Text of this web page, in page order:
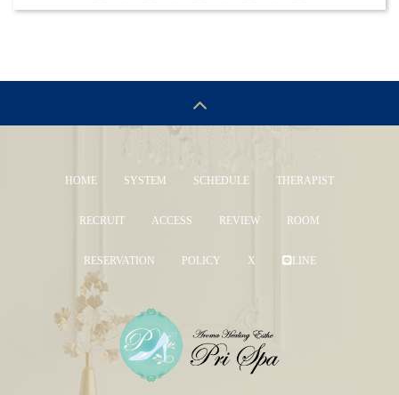
HOME SYSTEM SCHEDULE THERAPIST
RECRUIT ACCESS REVIEW ROOM
RESERVATION POLICY X LINE